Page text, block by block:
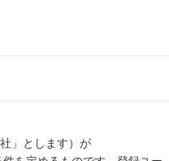
」とします）が